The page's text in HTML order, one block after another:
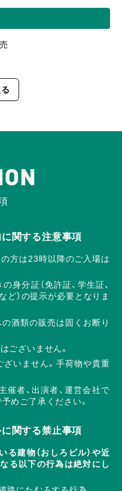
関する注意事項
方は23時以降のご入場は
身分証（免許証、学生証、
ど）の提示が必要となりま
酒類の販売は固くお断り
ございません。
いません。手荷物や貴重
催者、出演者、運営会社で
めご了承ください。
関する禁止事項
建物（おしろビル）や近
る以下の行為は絶対にし